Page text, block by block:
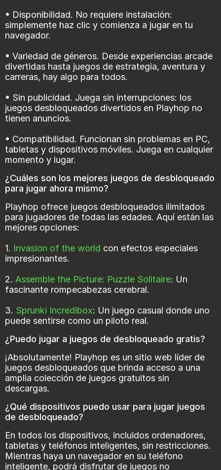
• Disponibilidad. No requiere instalación:
simplemente haz clic y comienza a jugar en tu
navegador.
• Variedad de géneros. Desde experiencias arcade
divertidas hasta juegos de estrategia, aventura y
carreras, hay algo para todos.
• Sin publicidad. Juega sin interrupciones: los
juegos desbloqueados divertidos en Playhop no
tienen anuncios.
• Compatibilidad. Funcionan sin problemas en PC,
tabletas y dispositivos móviles. Juega en cualquier
momento y lugar.
¿Cuáles son los mejores juegos de desbloqueado
para jugar ahora mismo?
Playhop ofrece juegos desbloqueados ilimitados
para jugadores de todas las edades. Aquí están las
mejores opciones:
1. Invasion of the world con efectos especiales
impresionantes.
2. Assemble the Picture: Puzzle Solitaire: Un
fascinante rompecabezas cerebral.
3. Sprunki Incredibox: Un juego casual donde uno
puede sentirse como un piloto real.
¿Puedo jugar a juegos de desbloqueado gratis?
¡Absolutamente! Playhop es un sitio web líder de
juegos desbloqueados que brinda acceso a una
amplia colección de juegos gratuitos sin
descargas.
¿Qué dispositivos puedo usar para jugar juegos
de desbloqueado?
En todos los dispositivos, incluidos ordenadores,
tabletas y teléfonos inteligentes, sin restricciones.
Mientras haya un navegador en su teléfono
inteligente, podrá disfrutar de juegos no